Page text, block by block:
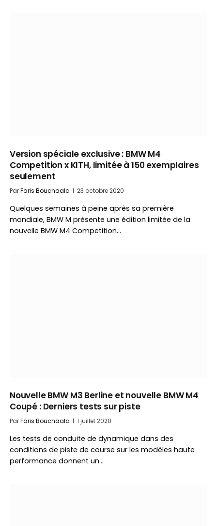
Version spéciale exclusive : BMW M4
Competition x KITH, limitée à 150 exemplaires
seulement
ParFaris Bouchaala 23 octobre 2020
Quelques semaines à peine après sa première
mondiale, BMW M présente une édition limitée de la
nouvelle BMW M4 Competition…
Nouvelle BMW M3 Berline et nouvelle BMW M4
Coupé : Derniers tests sur piste
ParFaris Bouchaala 1 juillet 2020
Les tests de conduite de dynamique dans des
conditions de piste de course sur les modèles haute
performance donnent un…